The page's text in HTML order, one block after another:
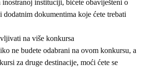
instituciji, bićete obaviješteni o
dokumentima koje ćete trebati
na više konkursa
ne budete odabrani na ovom konkursu, a
za druge destinacije, moći ćete se